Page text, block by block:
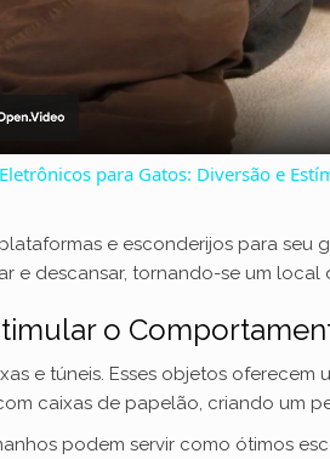
para Gatos: Diversão e
e esconderijos para
e descansar, tornando-se um
o
e túneis. Esses objetos
caixas de papelão, criando um
podem servir como ótimos